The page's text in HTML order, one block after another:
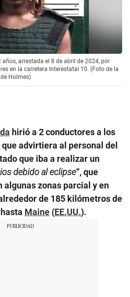
años, arrestada el 8 de abril de 2024, por
en la carretera Interestatal 10. (Foto de la
Holmes)
hirió a 2 conductores a los
advirtiera al personal del
que iba a realizar un
debido al eclipse”, que
algunas zonas parcial y en
de 185 kilómetros de
hasta Maine (EE.UU.).